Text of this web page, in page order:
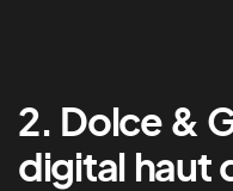
2. Dolce &
digital haut